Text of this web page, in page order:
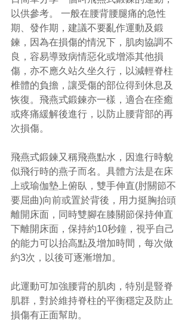
以供參考。 一般在腰背腰腿痛的急性
期、發作期，建議不要亂作運動及鍛
鍊，因為在損傷的情況下，肌肉協調不
良，容易導致病情惡化或增添其他損
傷，亦不應久站久坐久行，以減輕脊柱
椎體的負擔，讓受傷的部位得到休息及
恢復。飛燕式鍛鍊亦一樣，適合在痊癒
或疼痛緩解後進行，以防止腰背部的再
次損傷。
飛燕式鍛鍊又稱飛燕點水，因進行時貌
似飛行時的燕子而名。具體方法是在床
上或瑜伽墊上俯臥，雙手伸直(肘關節不
要屈曲)向前或置於背後，用力挺胸抬頭
離開床面，同時雙腳在膝關節保持伸直
下離開床面，保持約10秒鐘，視乎自己
的能力可以抬高點及增加時間，每次做
約3次，以後可逐漸增加。
此運動可加強腰背的肌肉，特別是豎脊
肌群，對於維持脊柱的平衡穩定及防止
損傷有正面幫助。